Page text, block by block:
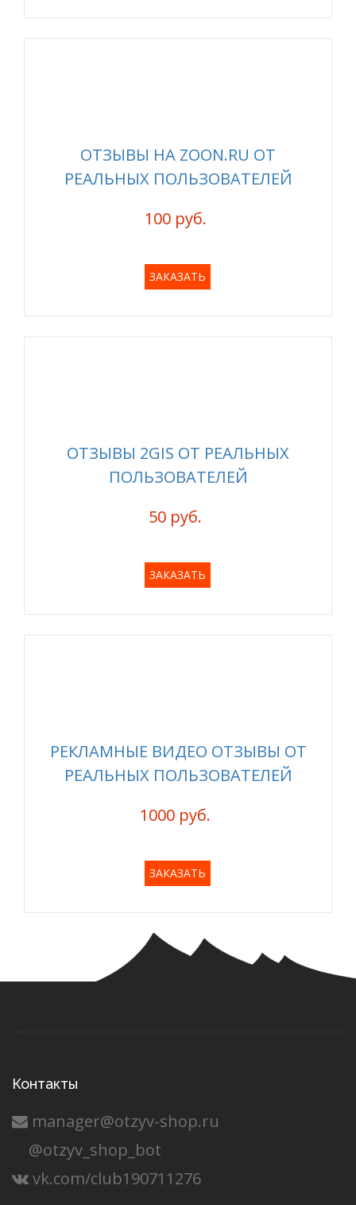
ОТЗЫВЫ НА ZOON.RU ОТ
РЕАЛЬНЫХ ПОЛЬЗОВАТЕЛЕЙ
100 руб.
ЗАКАЗАТЬ
ОТЗЫВЫ 2GIS ОТ РЕАЛЬНЫХ
ПОЛЬЗОВАТЕЛЕЙ
50 руб.
ЗАКАЗАТЬ
РЕКЛАМНЫЕ ВИДЕО ОТЗЫВЫ ОТ
РЕАЛЬНЫХ ПОЛЬЗОВАТЕЛЕЙ
1000 руб.
ЗАКАЗАТЬ
Контакты
manager@otzyv-shop.ru
@otzyv_shop_bot
vk.com/club190711276